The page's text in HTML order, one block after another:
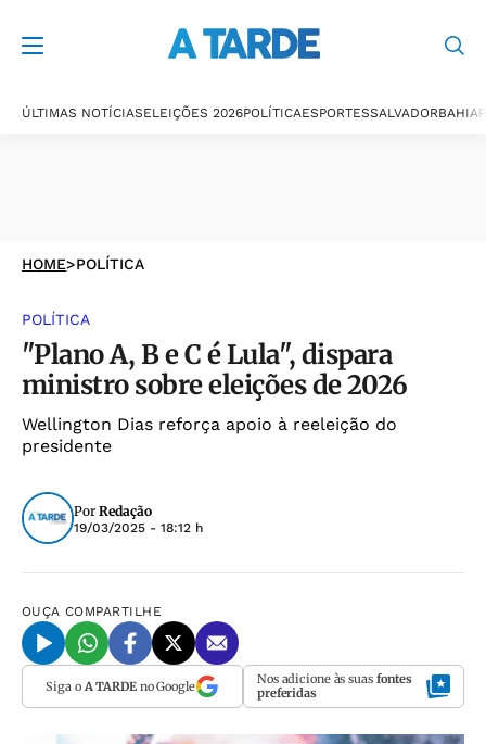
ÚLTIMAS NOTÍCIASELEIÇÕES 2026POLÍTICAESPORTESSALVADORBAHIA
HOME>POLÍTICA
POLÍTICA
"Plano A, B e C é Lula", dispara
ministro sobre eleições de 2026
Wellington Dias reforça apoio à reeleição do
presidente
Por Redação
19/03/2025 - 18:12 h
OUÇA COMPARTILHE
Siga o A TARDEno Google Nos adicione às suas fontes
preferidas